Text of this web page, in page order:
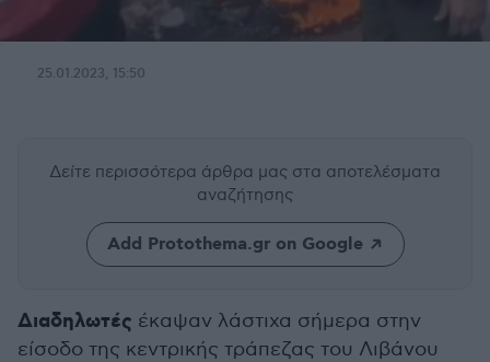
25.01.2023, 15:50
Δείτε περισσότερα άρθρα μας στα αποτελέσματα
αναζήτησης
Add Protothema.gr on Google
Διαδηλωτές έκαψαν λάστιχα σήμερα στην
είσοδο της κεντρικής τράπεζας του Λιβάνου